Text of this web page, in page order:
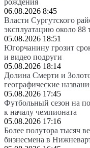
06.08.2026 8:45
Власти Сургутского
эксплуатацию около 88
05.08.2026 18:51
Югорчанину грозит
и видео подруги
05.08.2026 18:14
Долина Смерти и
географические
05.08.2026 17:45
Футбольный сезон на
к началу чемпионата
05.08.2026 17:16
Более полутора тысяч
бизнесмена в